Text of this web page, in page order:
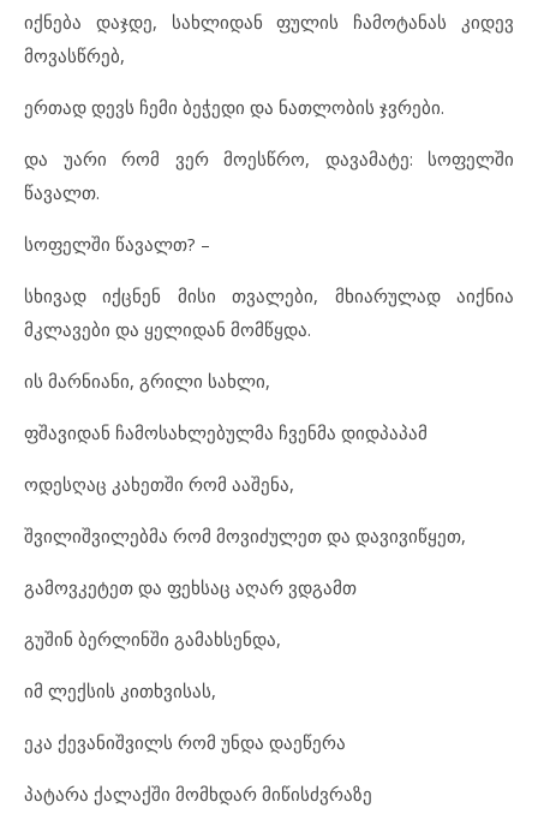
იქნება დაჯდე, სახლიდან ფულის ჩამოტანას კიდევ
მოვასწრებ,
ერთად დევს ჩემი ბეჭედი და ნათლობის ჯვრები.
და უარი რომ ვერ მოესწრო, დავამატე: სოფელში
წავალთ.
სოფელში წავალთ? –
სხივად იქცნენ მისი თვალები, მხიარულად აიქნია
მკლავები და ყელიდან მომწყდა.
ის მარნიანი, გრილი სახლი,
ფშავიდან ჩამოსახლებულმა ჩვენმა დიდპაპამ
ოდესღაც კახეთში რომ ააშენა,
შვილიშვილებმა რომ მოვიძულეთ და დავივიწყეთ,
გამოვკეტეთ და ფეხსაც აღარ ვდგამთ
გუშინ ბერლინში გამახსენდა,
იმ ლექსის კითხვისას,
ეკა ქევანიშვილს რომ უნდა დაეწერა
პატარა ქალაქში მომხდარ მიწისძვრაზე